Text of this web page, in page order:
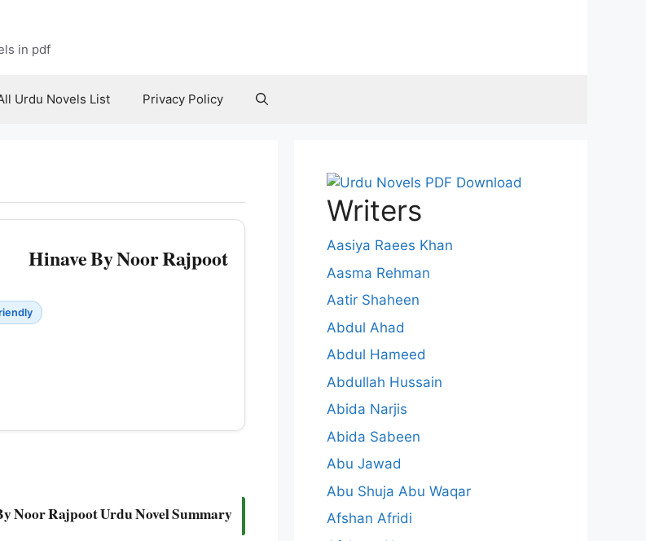
in pdf
Urdu Novels List Privacy Policy
Hinave By Noor Rajpoot
Noor Rajpoot Urdu Novel Summary
Writers
Aasiya Raees Khan
Aasma Rehman
Aatir Shaheen
Abdul Ahad
Abdul Hameed
Abdullah Hussain
Abida Narjis
Abida Sabeen
Abu Jawad
Abu Shuja Abu Waqar
Afshan Afridi